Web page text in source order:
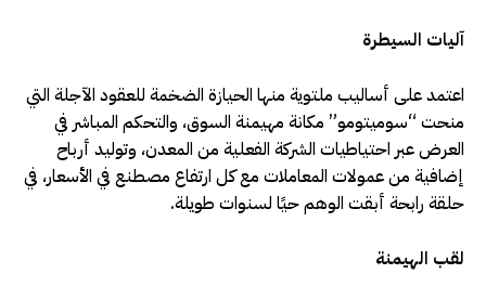
آليات السيطرة
اعتمد على أساليب ملتوية منها الحيازة الضخمة للعقود الآجلة التي
منحت “سوميتومو” مكانة مهيمنة السوق، والتحكم المباشر في
العرض عبر احتياطيات الشركة الفعلية من المعدن، وتوليد أرباح
إضافية من عمولات المعاملات مع كل ارتفاع مصطنع في الأسعار، في
حلقة رابحة أبقت الوهم حيًا لسنوات طويلة.
لقب الهيمنة